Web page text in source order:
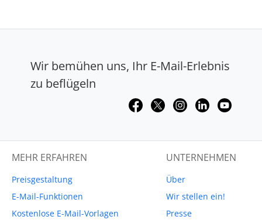
Wir bemühen uns, Ihr E-Mail-Erlebnis
zu beflügeln
MEHR ERFAHREN
Preisgestaltung
E-Mail-Funktionen
Kostenlose E-Mail-Vorlagen
UNTERNEHMEN
Über
Wir stellen ein!
Presse